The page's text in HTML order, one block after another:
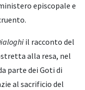
episcopale e
il racconto del
alla resa, nel
parte dei Goti di
al sacrificio del